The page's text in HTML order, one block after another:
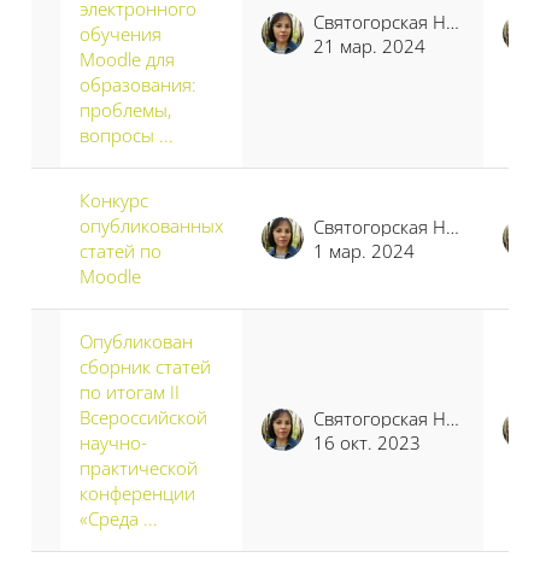
электронного
обучения
Moodle для
образования:
проблемы,
вопросы ...
Святогорская Наталья Владимировна
21 мар. 2024
Конкурс
опубликованных
статей по
Moodle
Святогорская Наталья Владимировна
1 мар. 2024
Опубликован
сборник статей
по итогам II
Всероссийской
научно-
практической
конференции
«Среда ...
Святогорская Наталья Владимировна
16 окт. 2023